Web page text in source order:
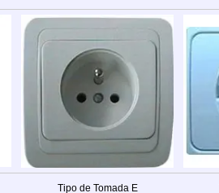
Tipo de Tomada E